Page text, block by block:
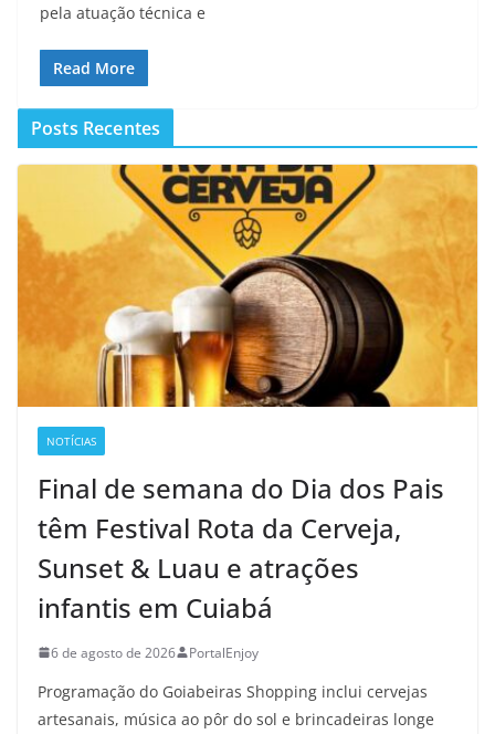
pela atuação técnica e
Read More
Posts Recentes
NOTÍCIAS
Final de semana do Dia dos Pais
têm Festival Rota da Cerveja,
Sunset & Luau e atrações
infantis em Cuiabá
6 de agosto de 2026 PortalEnjoy
Programação do Goiabeiras Shopping inclui cervejas
artesanais, música ao pôr do sol e brincadeiras longe